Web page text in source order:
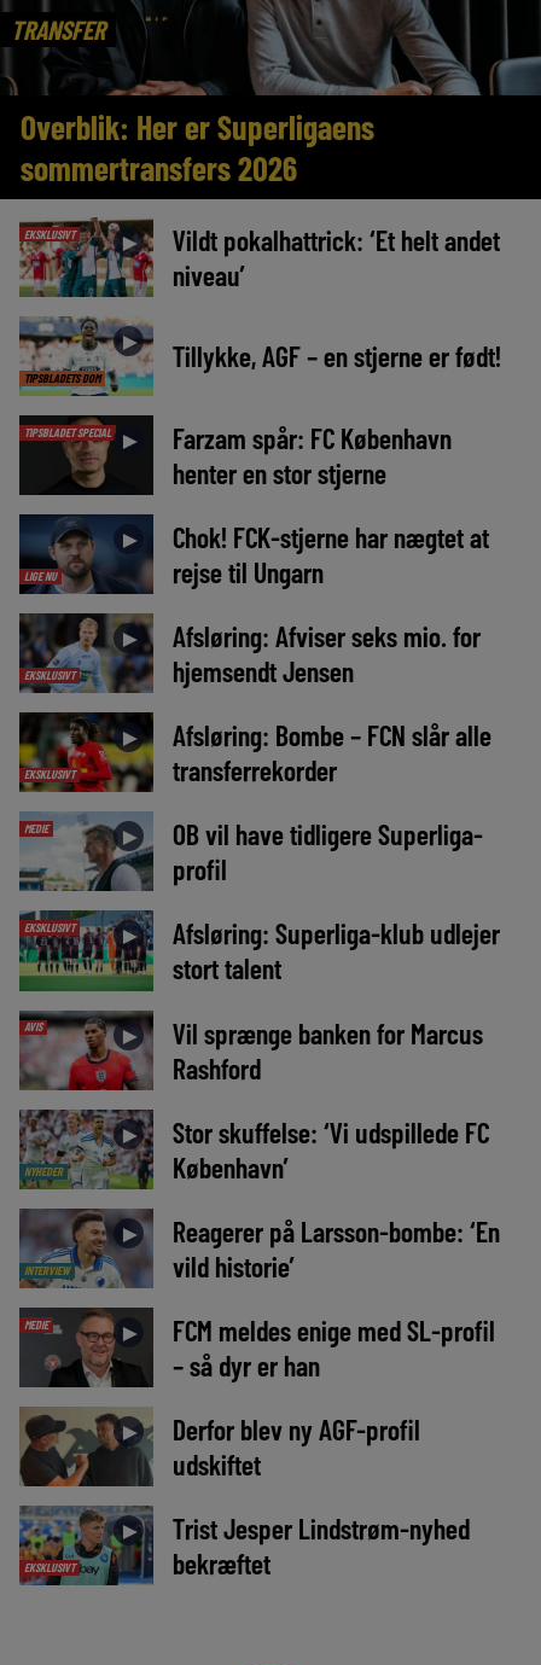
TRANSFER
Overblik: Her er Superligaens
sommertransfers 2026
EKSKLUSIVT ►
Vildt pokalhattrick: ‘Et helt andet
niveau’
TIPSBLADETS DOM
► Tillykke, AGF – en stjerne er født!
TIPSBLADET SPECIAL ►
Farzam spår: FC København
henter en stor stjerne
LIGE NU
►
Chok! FCK-stjerne har nægtet at
rejse til Ungarn
EKSKLUSIVT
►
Afsløring: Afviser seks mio. for
hjemsendt Jensen
EKSKLUSIVT
►
Afsløring: Bombe – FCN slår alle
transferrekorder
MEDIE ►
OB vil have tidligere Superliga-
profil
EKSKLUSIVT ►
Afsløring: Superliga-klub udlejer
stort talent
AVIS ►
Vil sprænge banken for Marcus
Rashford
NYHEDER
►
Stor skuffelse: ‘Vi udspillede FC
København’
INTERVIEW
►
Reagerer på Larsson-bombe: ‘En
vild historie’
MEDIE ►
FCM meldes enige med SL-profil
– så dyr er han
►
Derfor blev ny AGF-profil
udskiftet
EKSKLUSIVT
►
Trist Jesper Lindstrøm-nyhed
bekræftet